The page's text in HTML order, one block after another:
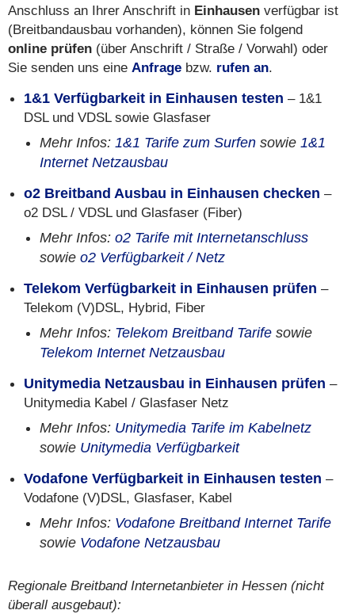
Anschluss an Ihrer Anschrift in Einhausen verfügbar ist
(Breitbandausbau vorhanden), können Sie folgend
online prüfen (über Anschrift / Straße / Vorwahl) oder
Sie senden uns eine Anfrage bzw. rufen an.
1&1 Verfügbarkeit in Einhausen testen – 1&1
DSL und VDSL sowie Glasfaser
Mehr Infos: 1&1 Tarife zum Surfen sowie 1&1
Internet Netzausbau
o2 Breitband Ausbau in Einhausen checken –
o2 DSL / VDSL und Glasfaser (Fiber)
Mehr Infos: o2 Tarife mit Internetanschluss
sowie o2 Verfügbarkeit / Netz
Telekom Verfügbarkeit in Einhausen prüfen –
Telekom (V)DSL, Hybrid, Fiber
Mehr Infos: Telekom Breitband Tarife sowie
Telekom Internet Netzausbau
Unitymedia Netzausbau in Einhausen prüfen –
Unitymedia Kabel / Glasfaser Netz
Mehr Infos: Unitymedia Tarife im Kabelnetz
sowie Unitymedia Verfügbarkeit
Vodafone Verfügbarkeit in Einhausen testen –
Vodafone (V)DSL, Glasfaser, Kabel
Mehr Infos: Vodafone Breitband Internet Tarife
sowie Vodafone Netzausbau
Regionale Breitband Internetanbieter in Hessen (nicht
überall ausgebaut):